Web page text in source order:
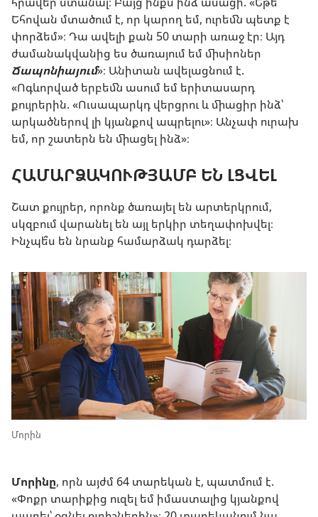
Եհովան մտածում է, որ կարող եմ, ուրեմն պետք է
փորձեմ»։ Դա ավելի քան 50 տարի առաջ էր։ Այդ
ժամանակվանից ես ծառայում եմ միսիոներ
Ճապոնիայում»։ Անիտան ավելացնում է.
«Ոգևորված երբեմն ասում եմ երիտասարդ
քույրերին. «Ուսապարկդ վերցրու և միացիր ինձ՝
արկածներով լի կյանքով ապրելու»։ Անչափ ուրախ
եմ, որ շատերն են միացել ինձ»։
ՀԱՄԱՐՁԱԿՈՒԹՅԱՄԲ ԵՆ ԼՑՎԵԼ
Շատ քույրեր, որոնք ծառայել են արտերկրում,
սկզբում վարանել են այլ երկիր տեղափոխվել։
Ինչպե՞ս են նրանք համարձակ դարձել։
Մորին
Մորինը, որն այժմ 64 տարեկան է, պատմում է.
«Փոքր տարիքից ուզել եմ իմաստալից կյանքով